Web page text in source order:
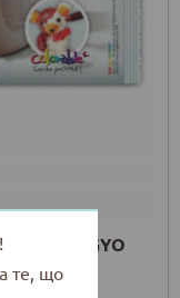
MUNGYO
те, що